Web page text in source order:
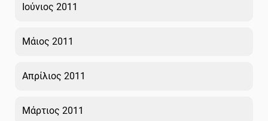
Ιούνιος 2011
Μάιος 2011
Απρίλιος 2011
Μάρτιος 2011